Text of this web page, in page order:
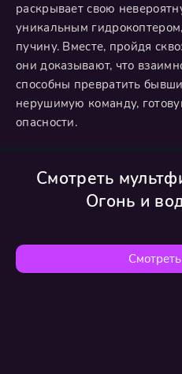
раскрывает свою
уникальным
пучину. Вместе, пройдя
они доказывают, что
способны превратить
нерушимую команду,
опасности.
Смотреть
Огонь и